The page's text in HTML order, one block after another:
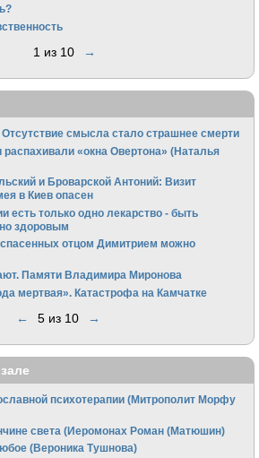
1 из 10 →
смысла стало страшнее смерти
распахивали «окна Овертона» (Наталья
и Броварской Антоний: Визит
в Киев опасен
есть только одно лекарство - быть
здоровым
отцом Димитрием можно
Памяти Владимира Миронова
мертвая». Катастрофа на Камчатке
← 5 из 10 →
психотерапии (Митрополит Морфу
света (Иеромонах Роман (Матюшин)
(Вероника Тушнова)